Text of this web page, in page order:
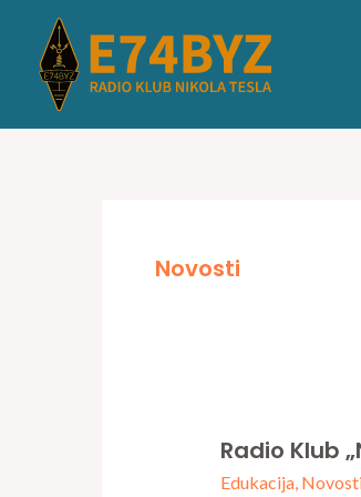
content
Novosti
Radio Klub
Edukacija,
Radio
klub